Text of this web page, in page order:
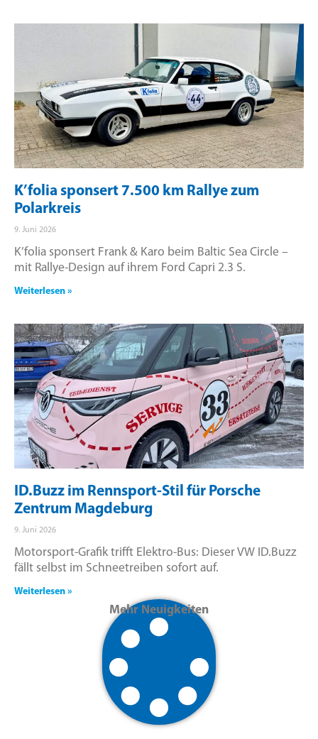
K’folia sponsert 7.500 km Rallye zum
Polarkreis
9. Juni 2026
K’folia sponsert Frank & Karo beim Baltic Sea Circle –
mit Rallye-Design auf ihrem Ford Capri 2.3 S.
Weiterlesen »
ID.Buzz im Rennsport-Stil für Porsche
Zentrum Magdeburg
9. Juni 2026
Motorsport-Grafik trifft Elektro-Bus: Dieser VW ID.Buzz
fällt selbst im Schneetreiben sofort auf.
Weiterlesen »
Mehr Neuigkeiten